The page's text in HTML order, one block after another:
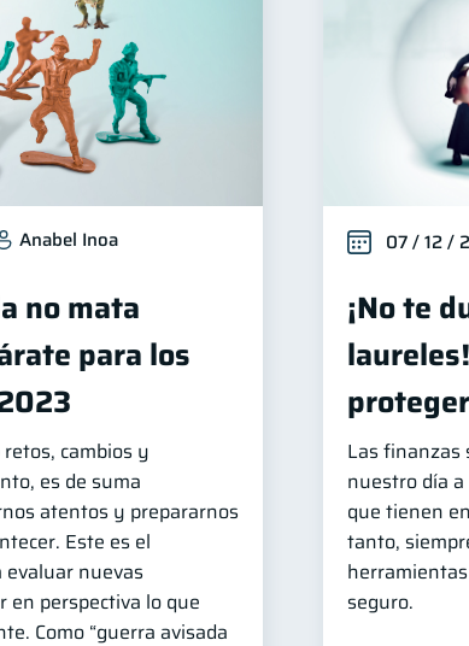
Criptomonedas
Fraudes 1 Información
1 Retiro 1 Gasto
Anabel Inoa
no mata
para los
cambios y
es de suma
atentos y prepararnos
Este es el
nuevas
en perspectiva lo que
Como “guerra avisada
07 / 12 /
¡No te
Las
nuestro día
que tienen
tanto,
seguro.